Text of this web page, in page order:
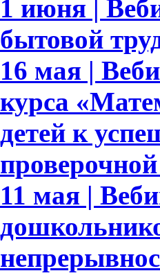
1 июня |
бытовой
16 мая |
курса
детей к
11 мая |